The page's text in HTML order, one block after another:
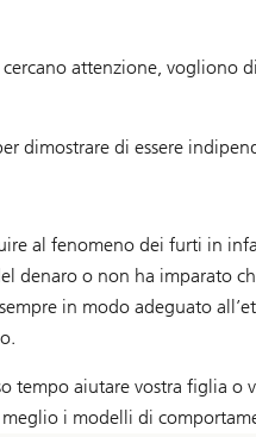
attenzione, vogliono
dimostrare di essere
al fenomeno dei furti in
denaro o non ha imparato
in modo adeguato
tempo aiutare vostra figlia
i modelli di